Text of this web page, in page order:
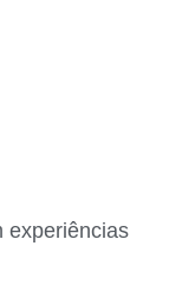
experiências